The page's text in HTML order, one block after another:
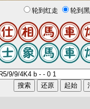
轮到红走 轮到